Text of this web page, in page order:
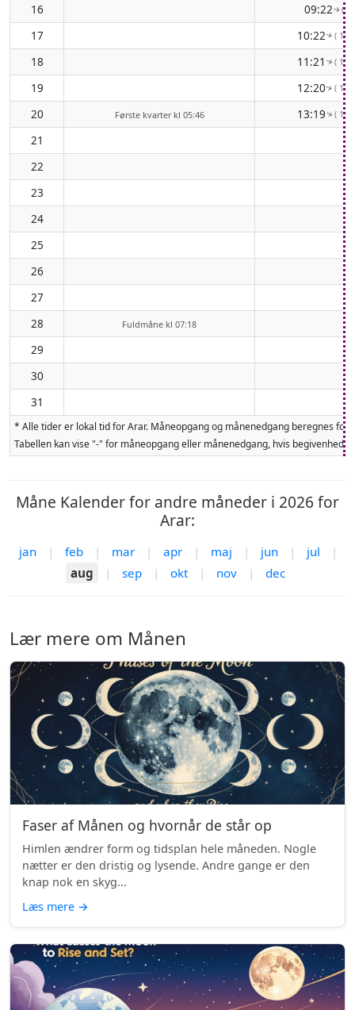
16 09:22↑(
17 10:22↑(
18 11:21 ↑(
19 12:20↑(
20 Første kvarter kl 05:46 13:19↑(
21
22
23
24
25
26
27
28
Fuldmåne kl 07:18
29
30
31
* Alle tider er lokal tid for Arar. Måneopgang og månenedgang beregnes
Tabellen kan vise "-" for måneopgang eller månenedgang, hvis
Måne Kalender for andre måneder i 2026 for
Arar:
jan | feb | mar | apr | maj | jun | jul
|
aug
| sep | okt | nov | dec
Lær mere om Månen
Faser af Månen og hvornår de står op
Himlen ændrer form og tidsplan hele måneden. Nogle
nætter er den dristig og lysende. Andre gange er den
knap nok en skyg...
Læs mere →